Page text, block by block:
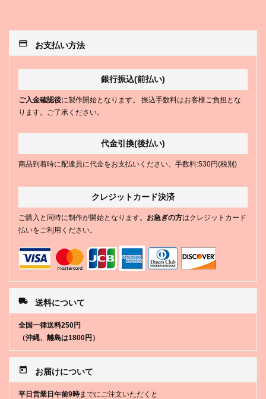
payment お支払い方法
銀行振込(前払い)
ご入金確認後に製作開始となります。 振込手数料はお客様ご負担とな
ります。ご了承ください。
代金引換(後払い)
商品到着時に配達員に代金をお支払いください。手数料:530円(税別)
クレジットカード決済
ご購入と同時に制作が開始となります。 お急ぎの方はクレジットカード
払いをご利用ください。
local_shipping 送料について
全国一律送料250円
（沖縄、離島は1800円）
today お届けについて
平日営業日午前9時までにご注文いただくと